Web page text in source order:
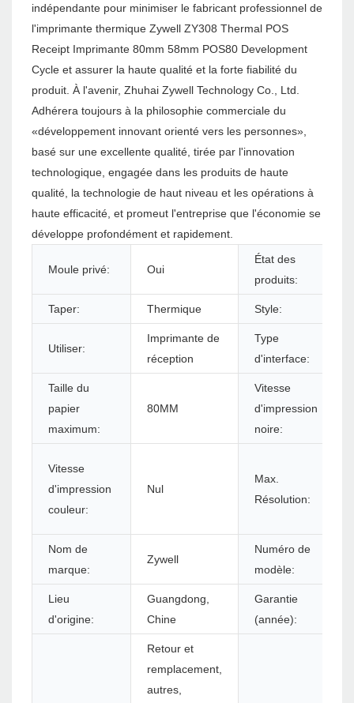
indépendante pour minimiser le fabricant professionnel de
l'imprimante thermique Zywell ZY308 Thermal POS
Receipt Imprimante 80mm 58mm POS80 Development
Cycle et assurer la haute qualité et la forte fiabilité du
produit. À l'avenir, Zhuhai Zywell Technology Co., Ltd.
Adhérera toujours à la philosophie commerciale du
«développement innovant orienté vers les personnes»,
basé sur une excellente qualité, tirée par l'innovation
technologique, engagée dans les produits de haute
qualité, la technologie de haut niveau et les opérations à
haute efficacité, et promeut l'entreprise que l'économie se
développe profondément et rapidement.
Moule privé: Oui
État des
produits:
Taper: Thermique Style:
Utiliser:
Imprimante de
réception
Type
d'interface:
Taille du
papier
maximum:
80MM
Vitesse
d'impression
noire:
Vitesse
d'impression
couleur:
Nul
Max.
Résolution:
Nom de
marque:
Zywell
Numéro de
modèle:
Lieu
d'origine:
Guangdong,
Chine
Garantie
(année):
Retour et
remplacement,
autres,